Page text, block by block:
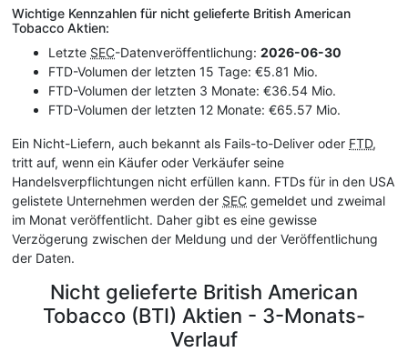
Wichtige Kennzahlen für nicht gelieferte British American
Tobacco Aktien:
Letzte SEC-Datenveröffentlichung: 2026-06-30
FTD-Volumen der letzten 15 Tage: €5.81 Mio.
FTD-Volumen der letzten 3 Monate: €36.54 Mio.
FTD-Volumen der letzten 12 Monate: €65.57 Mio.
Ein Nicht-Liefern, auch bekannt als Fails-to-Deliver oder FTD,
tritt auf, wenn ein Käufer oder Verkäufer seine
Handelsverpflichtungen nicht erfüllen kann. FTDs für in den USA
gelistete Unternehmen werden der SEC gemeldet und zweimal
im Monat veröffentlicht. Daher gibt es eine gewisse
Verzögerung zwischen der Meldung und der Veröffentlichung
der Daten.
Nicht gelieferte British American
Tobacco (BTI) Aktien - 3-Monats-
Verlauf